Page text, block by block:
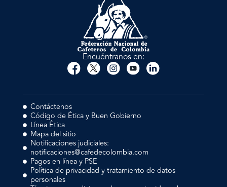
Encuéntranos en:
Contáctenos
Código de Ética y Buen Gobierno
Línea Ética
Mapa del sitio
Notificaciones judiciales:
notificaciones@cafedecolombia.com
Pagos en línea y PSE
Política de privacidad y tratamiento de datos
personales